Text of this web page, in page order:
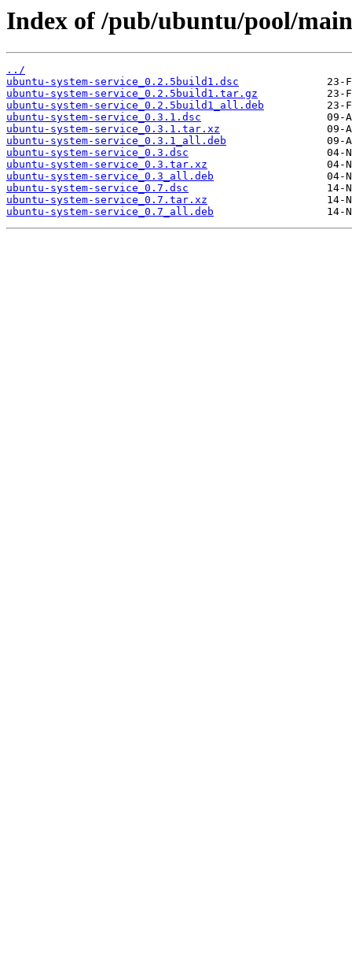
Index of /pub/ubuntu/pool/
../
ubuntu-system-service_0.2.5build1.dsc
ubuntu-system-service_0.2.5build1.tar.gz
ubuntu-system-service_0.2.5build1_all.deb
ubuntu-system-service_0.3.1.dsc
ubuntu-system-service_0.3.1.tar.xz
ubuntu-system-service_0.3.1_all.deb
ubuntu-system-service_0.3.dsc
ubuntu-system-service_0.3.tar.xz
ubuntu-system-service_0.3_all.deb
ubuntu-system-service_0.7.dsc
ubuntu-system-service_0.7.tar.xz
ubuntu-system-service_0.7_all.deb